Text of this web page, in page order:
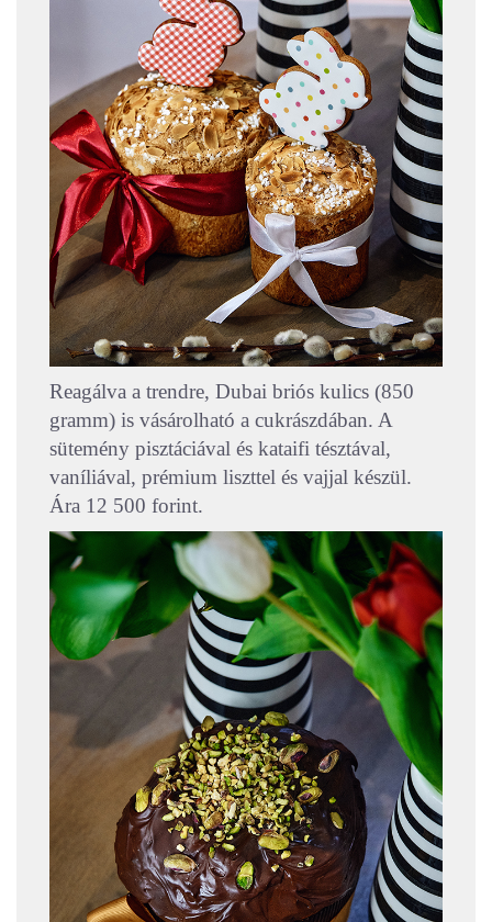
Reagálva a trendre, Dubai briós kulics (850
gramm) is vásárolható a cukrászdában. A
sütemény pisztáciával és kataifi tésztával,
vaníliával, prémium liszttel és vajjal készül.
Ára 12 500 forint.